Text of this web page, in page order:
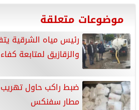
موضوعات متعلقة
رئيس مياه الشرقية
والزقازيق لمتابعة
ضبط راكب حاول
مطار سفنكس